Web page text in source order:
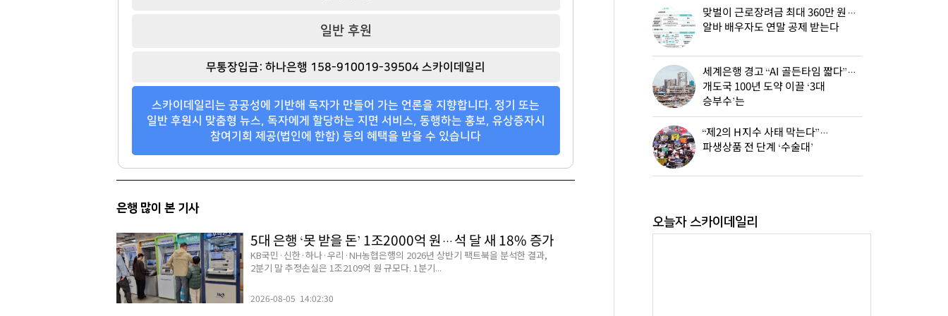
일반 후원
무통장입금: 하나은행 158-910019-39504 스카이데일리
스카이데일리는 공공성에 기반해 독자가 만들어 가는 언론을 지향합니다. 정기 또는
일반 후원시 맞춤형 뉴스, 독자에게 할당하는 지면 서비스, 동행하는 홍보, 유상증자시
참여기회 제공(법인에 한함) 등의 혜택을 받을 수 있습니다
은행 많이 본 기사
5대 은행 ‘못 받을 돈’ 1조2000억 원…석 달 새 18% 증가
KB국민·신한·하나·우리·NH농협은행의 2026년 상반기 팩트북을 분석한 결과,
2분기 말 추정손실은 1조2109억 원 규모다. 1분기...
2026-08-05 14:02:30
맞벌이 근로장려금 최대 360만 원…
알바 배우자도 연말 공제 받는다
세계은행 경고 “AI 골든타임 짧다”…
개도국 100년 도약 이끌 ‘3대
승부수’는
“제2의 H지수 사태 막는다”…
파생상품 전 단계 ‘수술대’
오늘자 스카이데일리